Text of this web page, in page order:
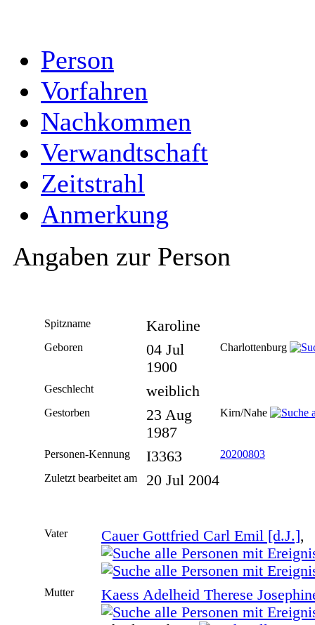
Person
Vorfahren
Nachkommen
Verwandtschaft
Zeitstrahl
Anmerkung
Angaben zur Person
Spitzname Karoline
Geboren
04 Jul
1900
Charlottenburg
Geschlecht weiblich
Gestorben
23 Aug
1987
Kirn/Nahe
Personen-Kennung I3363
20200803
Zuletzt bearbeitet am
20 Jul 2004
Vater Cauer Gottfried Carl Emil [d.J.],
Mutter Kaess Adelheid Therese